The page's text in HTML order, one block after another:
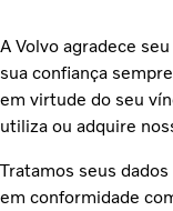
A Volvo agradece
sua confiança
em virtude do seu
utiliza ou adquire
Tratamos seus
em conformidade